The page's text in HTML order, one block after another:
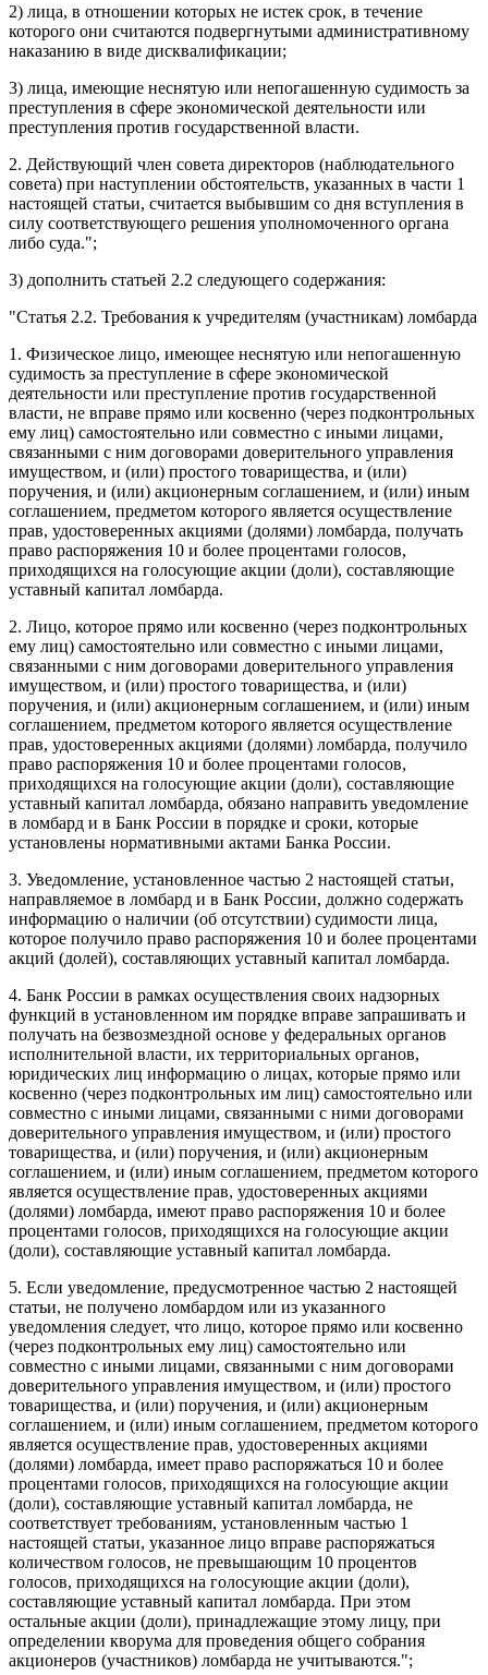
2) лица, в отношении которых не истек срок, в течение
которого они считаются подвергнутыми административному
наказанию в виде дисквалификации;
3) лица, имеющие неснятую или непогашенную судимость за
преступления в сфере экономической деятельности или
преступления против государственной власти.
2. Действующий член совета директоров (наблюдательного
совета) при наступлении обстоятельств, указанных в части 1
настоящей статьи, считается выбывшим со дня вступления в
силу соответствующего решения уполномоченного органа
либо суда.";
3) дополнить статьей 2.2 следующего содержания:
"Статья 2.2. Требования к учредителям (участникам) ломбарда
1. Физическое лицо, имеющее неснятую или непогашенную
судимость за преступление в сфере экономической
деятельности или преступление против государственной
власти, не вправе прямо или косвенно (через подконтрольных
ему лиц) самостоятельно или совместно с иными лицами,
связанными с ним договорами доверительного управления
имуществом, и (или) простого товарищества, и (или)
поручения, и (или) акционерным соглашением, и (или) иным
соглашением, предметом которого является осуществление
прав, удостоверенных акциями (долями) ломбарда, получать
право распоряжения 10 и более процентами голосов,
приходящихся на голосующие акции (доли), составляющие
уставный капитал ломбарда.
2. Лицо, которое прямо или косвенно (через подконтрольных
ему лиц) самостоятельно или совместно с иными лицами,
связанными с ним договорами доверительного управления
имуществом, и (или) простого товарищества, и (или)
поручения, и (или) акционерным соглашением, и (или) иным
соглашением, предметом которого является осуществление
прав, удостоверенных акциями (долями) ломбарда, получило
право распоряжения 10 и более процентами голосов,
приходящихся на голосующие акции (доли), составляющие
уставный капитал ломбарда, обязано направить уведомление
в ломбард и в Банк России в порядке и сроки, которые
установлены нормативными актами Банка России.
3. Уведомление, установленное частью 2 настоящей статьи,
направляемое в ломбард и в Банк России, должно содержать
информацию о наличии (об отсутствии) судимости лица,
которое получило право распоряжения 10 и более процентами
акций (долей), составляющих уставный капитал ломбарда.
4. Банк России в рамках осуществления своих надзорных
функций в установленном им порядке вправе запрашивать и
получать на безвозмездной основе у федеральных органов
исполнительной власти, их территориальных органов,
юридических лиц информацию о лицах, которые прямо или
косвенно (через подконтрольных им лиц) самостоятельно или
совместно с иными лицами, связанными с ними договорами
доверительного управления имуществом, и (или) простого
товарищества, и (или) поручения, и (или) акционерным
соглашением, и (или) иным соглашением, предметом которого
является осуществление прав, удостоверенных акциями
(долями) ломбарда, имеют право распоряжения 10 и более
процентами голосов, приходящихся на голосующие акции
(доли), составляющие уставный капитал ломбарда.
5. Если уведомление, предусмотренное частью 2 настоящей
статьи, не получено ломбардом или из указанного
уведомления следует, что лицо, которое прямо или косвенно
(через подконтрольных ему лиц) самостоятельно или
совместно с иными лицами, связанными с ним договорами
доверительного управления имуществом, и (или) простого
товарищества, и (или) поручения, и (или) акционерным
соглашением, и (или) иным соглашением, предметом которого
является осуществление прав, удостоверенных акциями
(долями) ломбарда, имеет право распоряжаться 10 и более
процентами голосов, приходящихся на голосующие акции
(доли), составляющие уставный капитал ломбарда, не
соответствует требованиям, установленным частью 1
настоящей статьи, указанное лицо вправе распоряжаться
количеством голосов, не превышающим 10 процентов
голосов, приходящихся на голосующие акции (доли),
составляющие уставный капитал ломбарда. При этом
остальные акции (доли), принадлежащие этому лицу, при
определении кворума для проведения общего собрания
акционеров (участников) ломбарда не учитываются.";